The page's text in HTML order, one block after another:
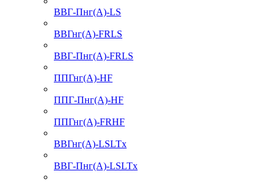
ВВГ-Пнг(А)-LS
ВВГнг(А)-FRLS
ВВГ-Пнг(А)-FRLS
ППГнг(А)-HF
ППГ-Пнг(А)-HF
ППГнг(А)-FRHF
ВВГнг(А)-LSLTx
ВВГ-Пнг(А)-LSLTx